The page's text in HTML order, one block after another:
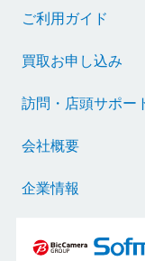
ご利用ガイド
買取お申し込み
訪問・店頭サポー
会社概要
企業情報